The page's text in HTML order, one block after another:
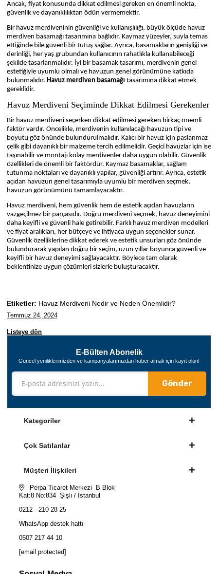
Ancak, fiyat konusunda dikkat edilmesi gereken en önemli nokta,
güvenlik ve dayanıklılıktan ödün vermemektir.
Bir havuz merdiveninin güvenliği ve kullanışlılığı, büyük ölçüde havuz
merdiven basamağı tasarımına bağlıdır. Kaymaz yüzeyler, suyla temas
ettiğinde bile güvenli bir tutuş sağlar. Ayrıca, basamakların genişliği ve
derinliği, her yaş grubundan kullanıcının rahatlıkla kullanabileceği
şekilde tasarlanmalıdır. İyi bir basamak tasarımı, merdivenin genel
estetiğiyle uyumlu olmalı ve havuzun genel görünümüne katkıda
bulunmalıdır. Havuz merdiven basamağı tasarımına dikkat etmek
gereklidir.
Havuz Merdiveni Seçiminde Dikkat Edilmesi Gerekenler
Bir havuz merdiveni seçerken dikkat edilmesi gereken birkaç önemli
faktör vardır. Öncelikle, merdivenin kullanılacağı havuzun tipi ve
boyutu göz önünde bulundurulmalıdır. Kalıcı bir havuz için paslanmaz
çelik gibi dayanıklı bir malzeme tercih edilmelidir. Geçici havuzlar için ise
taşınabilir ve montajı kolay merdivenler daha uygun olabilir. Güvenlik
özellikleri de önemli bir faktördür. Kaymaz basamaklar, sağlam
tutunma noktaları ve dayanıklı yapılar, güvenliği artırır. Ayrıca, estetik
açıdan havuzun genel tasarımıyla uyumlu bir merdiven seçmek,
havuzun görünümünü tamamlayacaktır.
Havuz merdiveni, hem güvenlik hem de estetik açıdan havuzların
vazgeçilmez bir parçasıdır. Doğru merdiveni seçmek, havuz deneyimini
daha keyifli ve güvenli hale getirebilir. Farklı havuz merdiven modelleri
ve fiyat aralıkları, her bütçeye ve ihtiyaca uygun seçenekler sunar.
Güvenlik özelliklerine dikkat ederek ve estetik unsurları göz önünde
bulundurarak yapılan doğru bir seçim, uzun yıllar boyunca güvenli ve
keyifli bir havuz deneyimi sağlayacaktır. Böylece tam olarak
beklentinize uygun çözümleri sizlerle buluşturacaktır.
Etiketler: Havuz Merdiveni Nedir ve Neden Önemlidir?
Temmuz 24, 2024
Listeye dön
E-Bülten Abonelik
Güncel yeniliklerimizden ve kampanyalarımızdan haber almak için kayıt olun!
Gönder
Kategoriler
Çok Satılanlar
Müşteri İlişkileri
Perpa Ticaret Merkezi B Blok
Kat:8 No:834 Şişli / İstanbul
0212 - 210 28 25
WhatsApp destek hattı
0507 217 44 10
[email protected]